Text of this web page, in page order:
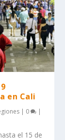
en Cali
| 0 |
el 15 de